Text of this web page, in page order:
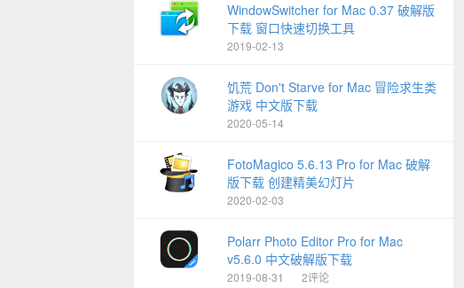
WindowSwitcher for Mac 0.37 破解版
下载 窗口快速切换工具
2019-02-13
饥荒 Don't Starve for Mac 冒险求生类
游戏 中文版下载
2020-05-14
FotoMagico 5.6.13 Pro for Mac 破解
版下载 创建精美幻灯片
2020-02-03
Polarr Photo Editor Pro for Mac
v5.6.0 中文破解版下载
2019-08-31 2评论